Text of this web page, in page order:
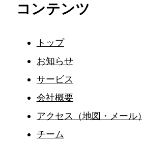
コンテンツ
トップ
お知らせ
サービス
会社概要
アクセス（地図・メール）
チーム